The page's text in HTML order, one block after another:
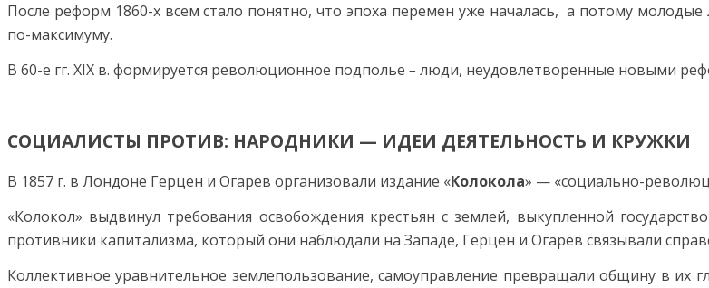
После реформ 1860-х всем стало понятно, что эпоха перемен уже началась, а потому
по-максимуму.
В 60-е гг. XIX в. формируется революционное подполье – люди, неудовлетворенные новыми
СОЦИАЛИСТЫ ПРОТИВ: НАРОДНИКИ — ИДЕИ ДЕЯТЕЛЬНОСТЬ И КРУЖКИ
В 1857 г. в Лондоне Герцен и Огарев организовали издание «Колокола» — «социально-
«Колокол» выдвинул требования освобождения крестьян с землей, выкупленной
противники капитализма, который они наблюдали на Западе, Герцен и Огарев связывали
Коллективное уравнительное землепользование, самоуправление превращали общину в их